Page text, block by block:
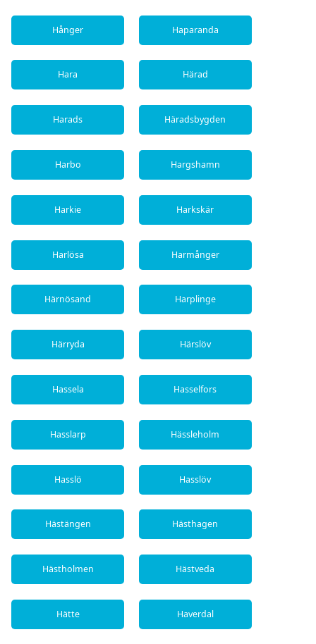
Hånger Haparanda
Hara Härad
Harads Häradsbygden
Harbo Hargshamn
Harkie Harkskär
Harlösa Harmånger
Härnösand Harplinge
Härryda Härslöv
Hassela Hasselfors
Hasslarp Hässleholm
Hasslö Hasslöv
Hästängen Hästhagen
Hästholmen Hästveda
Hätte Haverdal